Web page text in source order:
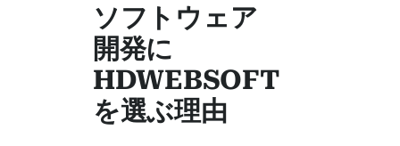
ソフトウェア
開発に
HDWEBSOFT
を選ぶ理由